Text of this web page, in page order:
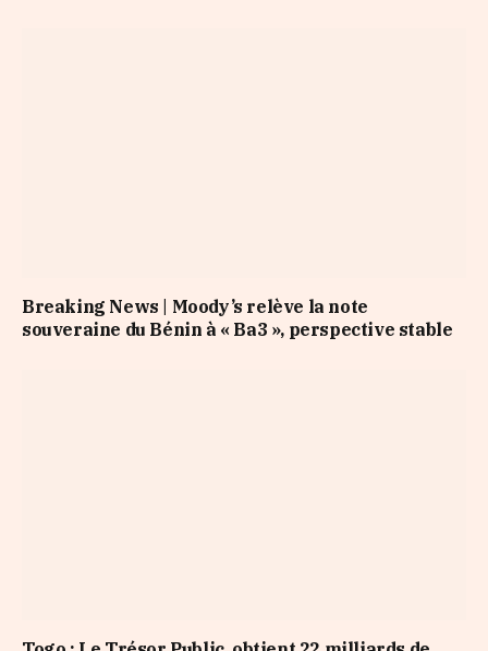
Breaking News | Moody’s relève la note
souveraine du Bénin à « Ba3 », perspective stable